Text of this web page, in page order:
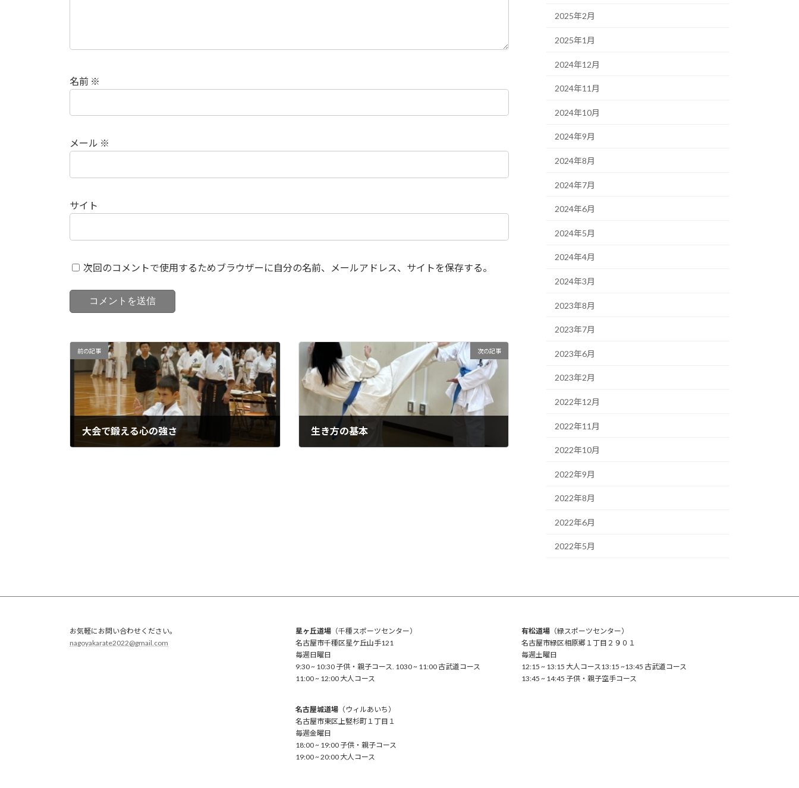
名前 ※
メール ※
サイト
次回のコメントで使用するためブラウザーに自分の名前、メールアドレス、サイトを保存する。
前の記事
大会で鍛える心の強さ
次の記事
生き方の基本
2025年2月
2025年1月
2024年12月
2024年11月
2024年10月
2024年9月
2024年8月
2024年7月
2024年6月
2024年5月
2024年4月
2024年3月
2023年8月
2023年7月
2023年6月
2023年2月
2022年12月
2022年11月
2022年10月
2022年9月
2022年8月
2022年6月
2022年5月
お気軽にお問い合わせください。
nagoyakarate2022@gmail.com
星ヶ丘道場（千種スポーツセンター）
名古屋市千種区星ケ丘山手121
毎週日曜日
9:30 ~ 10:30 子供・親子コース. 1030 ~ 11:00 古武道コース
11:00 ~ 12:00 大人コース
名古屋城道場（ウィルあいち）
名古屋市東区上竪杉町１丁目１
毎週金曜日
18:00 ~ 19:00 子供・親子コース
19:00 ~ 20:00 大人コース
有松道場（緑スポーツセンター）
名古屋市緑区相原郷１丁目２９０１
毎週土曜日
12:15 ~ 13:15 大人コース13:15 ~13:45 古武道コース
13:45 ~ 14:45 子供・親子空手コース